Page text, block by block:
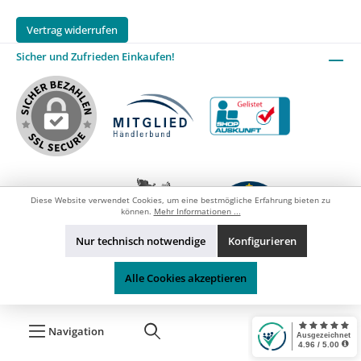
Navigation
Wasser liegen lassen, sondern zur
gründlichen Reinigung mit warmem Wasser
und Scheuerpulver allseitig säubern,
Danach hochkant stellen und an der Luft
Vertrag widerrufen
Sicher und Zufrieden Einkaufen!
Diese Website verwendet Cookies, um eine bestmögliche Erfahrung bieten zu
können. Mehr Informationen ...
Nur technisch notwendige Konfigurieren
Alle Cookies akzeptieren